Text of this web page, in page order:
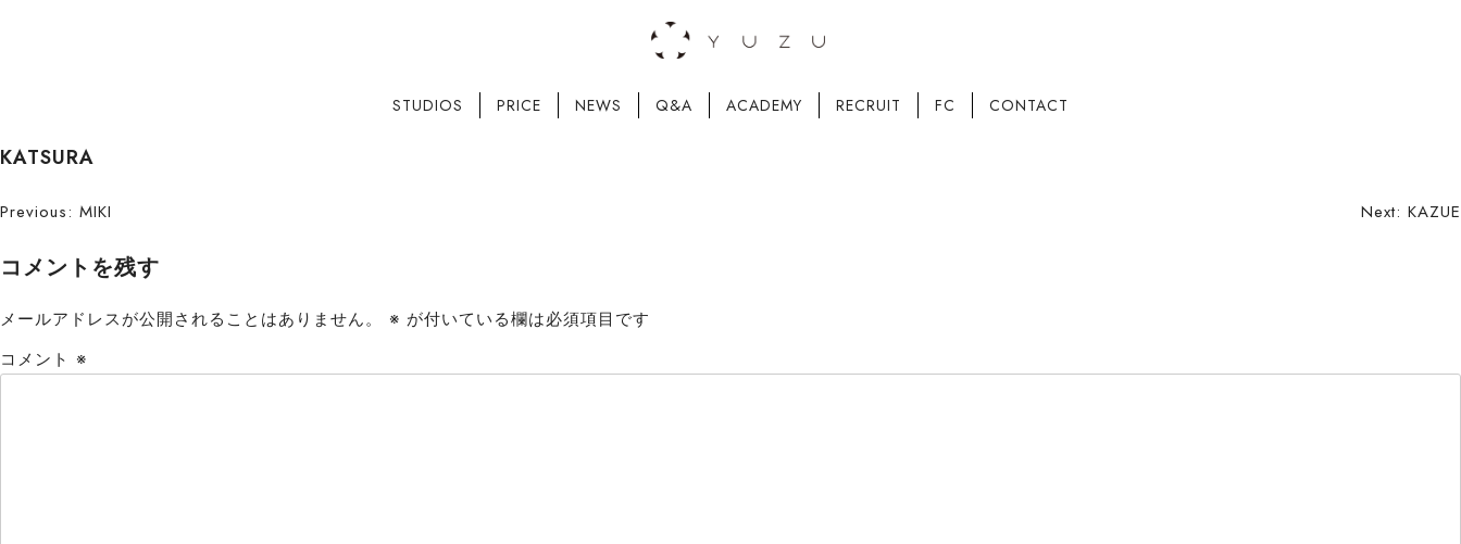
S
i
c
n
STUDIOS PRICE NEWS Q&A ACADEMY RECRUIT FC CONTACT
KATSURA
投
稿
ビ
ゲ
Previous: MIKI Next: KAZUE
コメントを残す
メールアドレスが公開されることはありません。 ※ が付いている欄は必須項目です
コメント ※